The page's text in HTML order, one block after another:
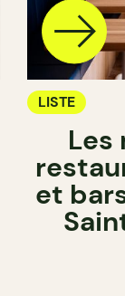
LISTE
Les
et